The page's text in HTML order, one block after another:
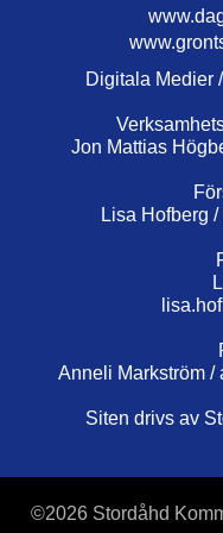
Digitala Medier
Jon Mattias
Lisa Hofberg /
Anneli Markström /
Siten drivs av
©2026 Stordåhd